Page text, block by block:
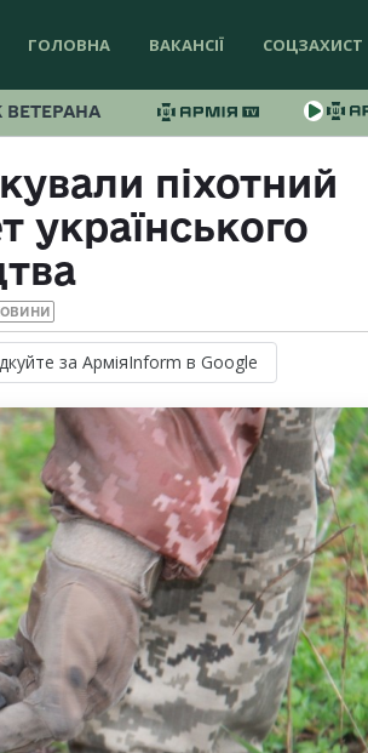
ГОЛОВНА ВАКАНСІЇ СОЦЗАХИСТ
ВЕТЕРАНА
піхотний
українського
за АрміяInform в Google